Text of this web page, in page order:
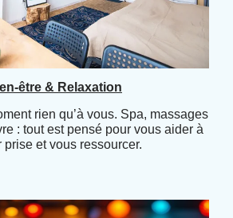
être & Relaxation
rien qu’à vous. Spa, massages
: tout est pensé pour vous aider à
prise et vous ressourcer.